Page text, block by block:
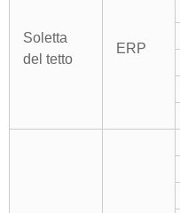
Soletta
del tetto
ERP